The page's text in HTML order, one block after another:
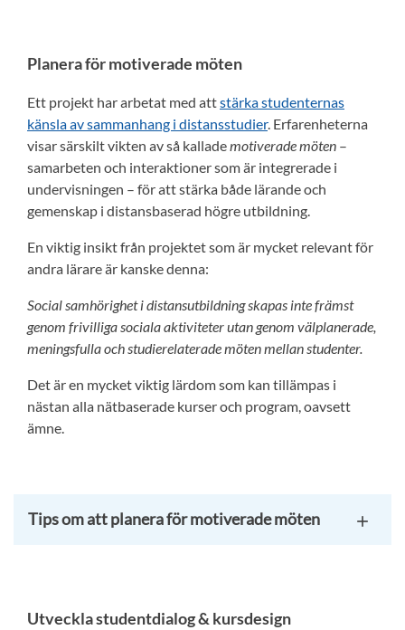
Planera för motiverade möten
Ett projekt har arbetat med attstärka studenternas
känsla av sammanhang i distansstudier. Erfarenheterna
visar särskilt vikten av så kallademotiverade möten –
samarbeten och interaktioner som är integrerade i
undervisningen – för att stärka både lärande och
gemenskap i distansbaserad högre utbildning.
En viktig insikt från projektet som är mycket relevant för
andra lärare är kanske denna:
Social samhörighet i distansutbildning skapas inte främst
genom frivilliga sociala aktiviteter utan genom välplanerade,
meningsfulla och studierelaterade möten mellan studenter.
Det är en mycket viktig lärdom som kan tillämpas i
nästan alla nätbaserade kurser och program, oavsett
ämne.
Tips om att planera för motiverade möten
Utveckla studentdialog & kursdesign